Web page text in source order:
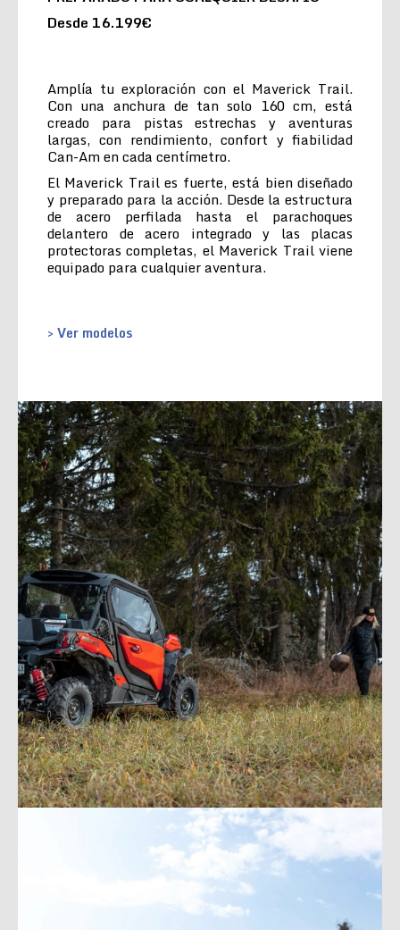
Desde 16.199€
Amplía tu exploración con el Maverick Trail.
Con una anchura de tan solo 160 cm, está
creado para pistas estrechas y aventuras
largas, con rendimiento, confort y fiabilidad
Can-Am en cada centímetro.
El Maverick Trail es fuerte, está bien diseñado
y preparado para la acción. Desde la estructura
de acero perfilada hasta el parachoques
delantero de acero integrado y las placas
protectoras completas, el Maverick Trail viene
equipado para cualquier aventura.
> Ver modelos